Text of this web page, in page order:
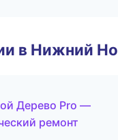
в Нижний
Дерево Pro —
ремонт